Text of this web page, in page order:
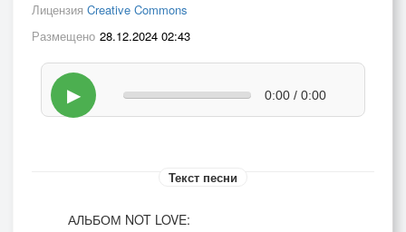
Лицензия Creative Commons
Размещено 28.12.2024 02:43
▶ 0:00 / 0:00
Текст песни
АЛЬБОМ NOT LOVE: